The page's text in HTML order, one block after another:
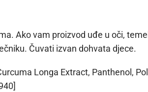
Ako vam proizvod uđe u oči,
Čuvati izvan dohvata djece.
Longa Extract, Panthenol,